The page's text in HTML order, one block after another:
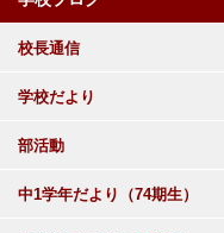
校長通信
学校だより
部活動
中1学年だより（74期生）